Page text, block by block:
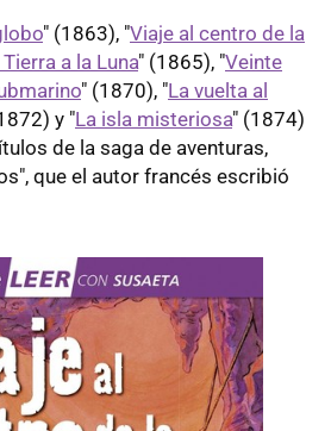
" (1863), "Viaje al centro de la
Tierra a la Luna" (1865), "Veinte
" (1870), "La vuelta al
y "La isla misteriosa" (1874)
de la saga de aventuras,
que el autor francés escribió